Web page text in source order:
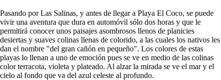
Pasando por Las Salinas, y antes de llegar a Playa El Coco, se puede
vivir una aventura que dura en automóvil sólo dos horas y que le
permitirá conocer unos paisajes asombrosos llenos de planicies
desiertas y suaves colinas llenas de colorido, a las cuales los nativos les
dan el nombre "del gran cañón en pequeño". Los colores de estas
playas lo llenan a uno de emoción pues se ve en medio de las colinas
color terracota, violeta y plateado. Al alzar la mirada se ve el mar y el
cielo al fondo que va del azul celeste al profundo.